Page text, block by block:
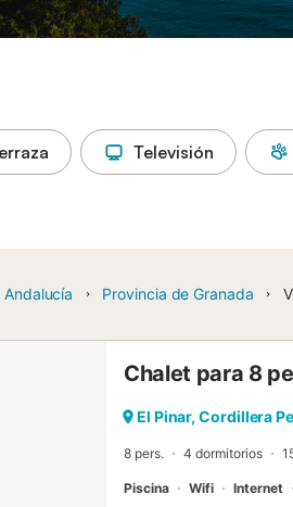
Televisión
Andalucía Provincia de Granada
Chalet para 8
El Pinar, Cordillera
8 pers. 4 dormitorios
Piscina Wifi Internet